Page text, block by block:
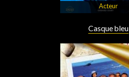
Acteur
Casque bleu